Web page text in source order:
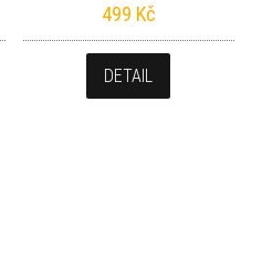
499 Kč
DETAIL